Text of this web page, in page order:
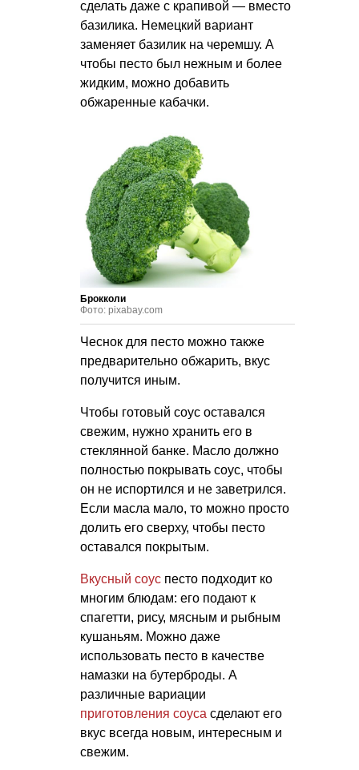
сделать даже с крапивой — вместо
базилика. Немецкий вариант
заменяет базилик на черемшу. А
чтобы песто был нежным и более
жидким, можно добавить
обжаренные кабачки.
Брокколи
Фото: pixabay.com
Чеснок для песто можно также
предварительно обжарить, вкус
получится иным.
Чтобы готовый соус оставался
свежим, нужно хранить его в
стеклянной банке. Масло должно
полностью покрывать соус, чтобы
он не испортился и не заветрился.
Если масла мало, то можно просто
долить его сверху, чтобы песто
оставался покрытым.
Вкусный соус песто подходит ко
многим блюдам: его подают к
спагетти, рису, мясным и рыбным
кушаньям. Можно даже
использовать песто в качестве
намазки на бутерброды. А
различные вариации
приготовления соуса сделают его
вкус всегда новым, интересным и
свежим.